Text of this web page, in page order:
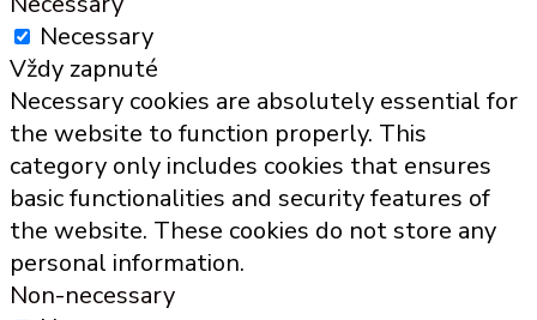
Necessary
Vždy zapnuté
Necessary cookies are absolutely essential for
the website to function properly. This
category only includes cookies that ensures
basic functionalities and security features of
the website. These cookies do not store any
personal information.
Non-necessary